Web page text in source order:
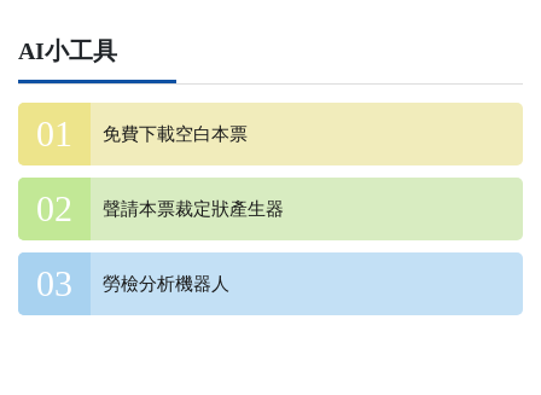
AI小工具
免費下載空白本票
聲請本票裁定狀產生器
勞檢分析機器人